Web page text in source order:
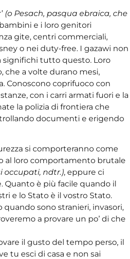
(o Pesach, pasqua ebraica, che
e i loro genitori
gite, centri commerciali,
o nei duty-free. I gazawi non
significhi tutto questo. Loro
che a volte durano mesi,
Conoscono coprifuoco con
con i carri armati fuori e la
la polizia di frontiera che
documenti e erigendo
si comporteranno come
al loro comportamento brutale
occupati, ndtr.), eppure ci
Quanto è più facile quando il
e lo Stato è il vostro Stato.
sono stranieri, invasori,
a provare un po’ di che
il gusto del tempo perso, il
tu esci di casa e non sai